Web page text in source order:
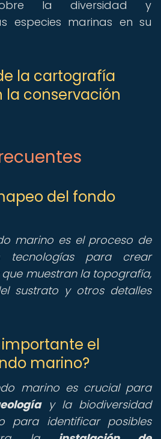
la diversidad y
especies marinas en su
la cartografía
conservación
del fondo
marino es el proceso de
tecnologías para crear
muestran la topografía,
sustrato y otros detalles
importante el
marino?
marino es crucial para
y la biodiversidad
para identificar posibles